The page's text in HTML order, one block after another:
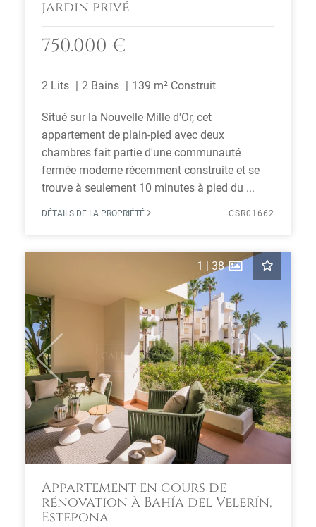
jardin privé
750.000 €
2 Lits 2 Bains 139 m² Construit
Situé sur la Nouvelle Mille d'Or, cet
appartement de plain-pied avec deux
chambres fait partie d'une communauté
fermée moderne récemment construite et se
trouve à seulement 10 minutes à pied du ...
DÉTAILS DE LA PROPRIÉTÉ CSR01662
Previous Next
1 | 38
Appartement en cours de
rénovation à Bahía del Velerín,
Estepona